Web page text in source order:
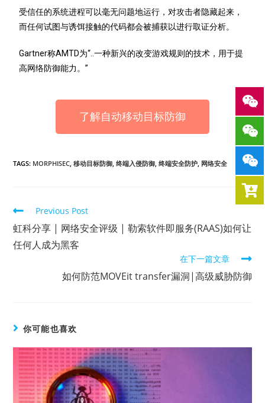
受信任的系统进程可以毫无问题地运行，对攻击者隐藏起来，
而任何试图与诱饵接触的代码都会被捕获以进行取证分析。
Gartner称AMTD为“..一种新兴的改变游戏规则的技术，用于提
高网络防御能力。”
了解自动移动目标防御
TAGS: MORPHISEC 移动目标防御 终端入侵防御 终端安全防护 网络安全
Previous Post
虹科分享 | 网络安全评级 | 勒索软件即服务(RAAS)如何让
任何人成为黑客
在下一篇文章
如何防范MOVEit transfer漏洞|高级威胁防御
你可能也喜欢